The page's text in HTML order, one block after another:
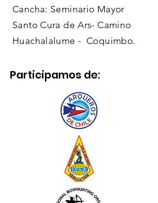
Cancha: Seminario Mayor
Santo Cura de Ars- Camino
Huachalalume - Coquimbo.
Participamos de: